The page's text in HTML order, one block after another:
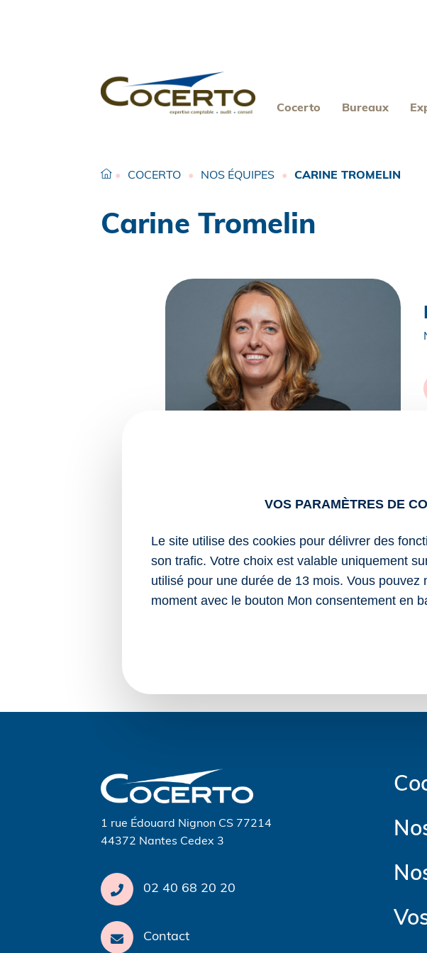
Cocerto Bureaux
• COCERTO • NOS ÉQUIPES • CARINE TROMELIN
Carine Tromelin
1 rue Édouard Nignon CS 77214
44372 Nantes Cedex 3
02 40 68 20 20
Contact
VOS PARAMÈTRES DE
Le site utilise des cookies pour délivrer des
son trafic. Votre choix est valable uniquement
utilisé pour une durée de 13 mois. Vous pouvez
moment avec le bouton Mon consentement en